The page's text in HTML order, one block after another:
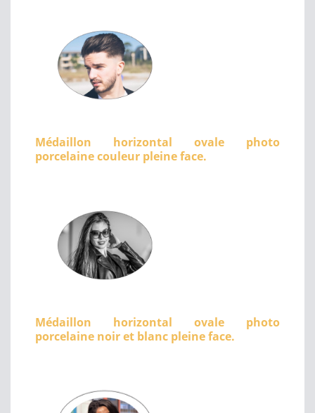
Médaillon horizontal ovale photo
porcelaine couleur pleine face.
Médaillon horizontal ovale photo
porcelaine noir et blanc pleine face.